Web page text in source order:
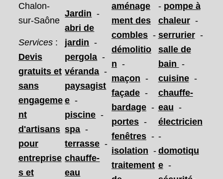
Chalon-
sur-Saône
Services:
Devis
gratuits et
sans
engageme
nt
d'artisans
pour
entreprise
s et
Jardin -
abri de
jardin -
pergola -
véranda -
paysagist
e -
piscine -
spa -
terrasse -
chauffe-
eau
aménage
ment des
combles -
démolitio
n -
maçon -
façade -
bardage -
portes -
fenêtres -
isolation -
traitement
- pompe à
chaleur -
serrurier -
salle de
bain -
cuisine -
chauffe-
eau -
électricien
-
domotiqu
e -